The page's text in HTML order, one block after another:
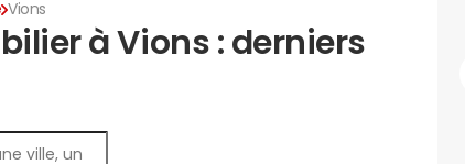
Vions
à Vions : derniers